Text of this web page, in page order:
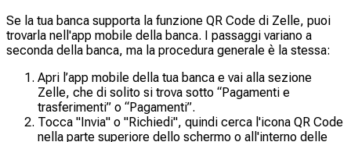
Se la tua banca supporta la funzione QR Code di Zelle, puoi
trovarla nell'app mobile della banca. I passaggi variano a
seconda della banca, ma la procedura generale è la stessa:
Apri l’app mobile della tua banca e vai alla sezione
Zelle, che di solito si trova sotto “Pagamenti e
trasferimenti” o “Pagamenti”.
Tocca "Invia" o "Richiedi", quindi cerca l'icona QR Code
nella parte superiore dello schermo o all'interno delle